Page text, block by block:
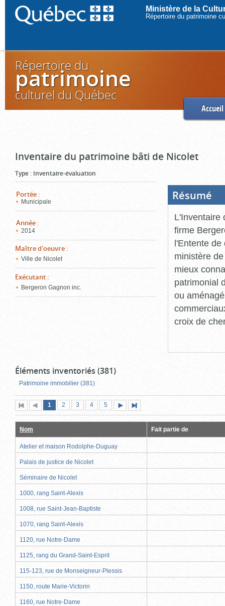
Ministère de la
Répertoire du patrimoine
Répertoire du
patrimoine
culturel du Québec
Accueil
Inventaire du patrimoine bâti de Nicolet
Type : Inventaire-évaluation
Portée :
Municipale
Année :
2014
Maître d'oeuvre :
Ville de Nicolet
Exécutant :
Bergeron Gagnon inc.
Résumé
L'Inventaire
firme
l'Entente de
ministère
mieux
patrimonial
ou
croix de
Éléments inventoriés (381)
Patrimoine immobilier (381)
Première
page
Page
précédente
Page
1 (page
actuelle)
Page
2 Page
3 Page
4 Page
5
suivante
page
Nom Fait partie de
Atelier et maison Rodolphe-Duguay
Palais de justice de Nicolet
Séminaire de Nicolet
1000, rang Saint-Alexis
1008, rue Saint-Jean-Baptiste
1070, rang Saint-Alexis
1120, rue Notre-Dame
1125, rang du Grand-Saint-Esprit
115-123, rue de Monseigneur-Plessis
1150, route Marie-Victorin
1160, rue Notre-Dame